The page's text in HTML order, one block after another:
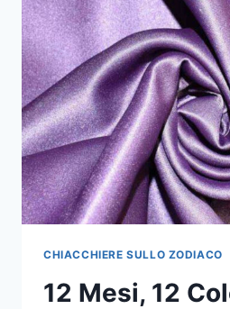
CHIACCHIERE SULLO ZODIACO
12 Mesi, 12